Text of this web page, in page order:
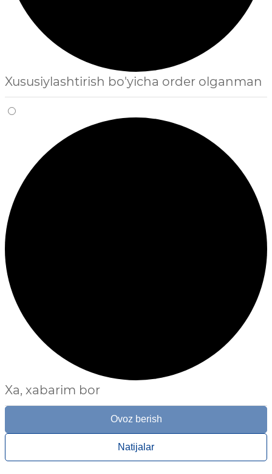
Xususiylashtirish bo'yicha order olganman
Xa, xabarim bor
Ovoz berish
Natijalar